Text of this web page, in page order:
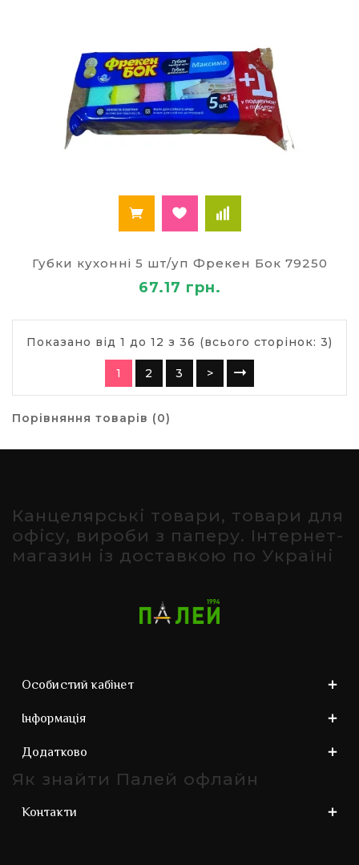
Губки кухонні 5 шт/уп Фрекен Бок 79250
67.17 грн.
Показано від 1 до 12 з 36 (всього сторінок: 3)
1 2 3 >
Порівняння товарів (0)
Канцелярські товари, товари для
офісу, вироби з паперу. Інтернет-
магазин із доставкою по Україні
Особистий кабінет
Інформація
Додатково
Як знайти Палей офлайн
Контакти